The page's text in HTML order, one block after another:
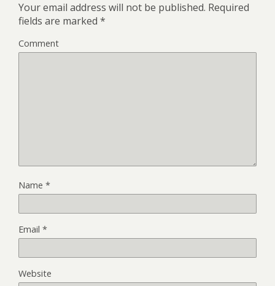
Your email address will not be published. Required
fields are marked *
Comment
Name *
Email *
Website